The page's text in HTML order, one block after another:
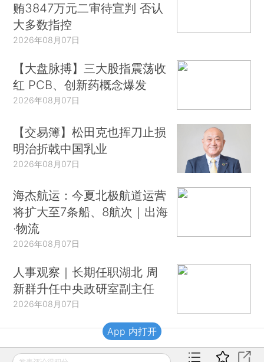
贿3847万元二审待宣判 否认
大多数指控
2026年08月07日
【大盘脉搏】三大股指震荡收
红 PCB、创新药概念爆发
2026年08月07日
【交易簿】松田克也挥刀止损
明治折戟中国乳业
2026年08月07日
海杰航运：今夏北极航道运营
将扩大至7条船、8航次｜出海
·物流
2026年08月07日
人事观察｜长期任职湖北 周
新群升任中央政研室副主任
2026年08月07日
财新移动
App 内打开